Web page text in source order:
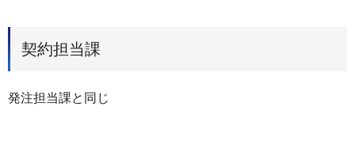
契約担当課
発注担当課と同じ